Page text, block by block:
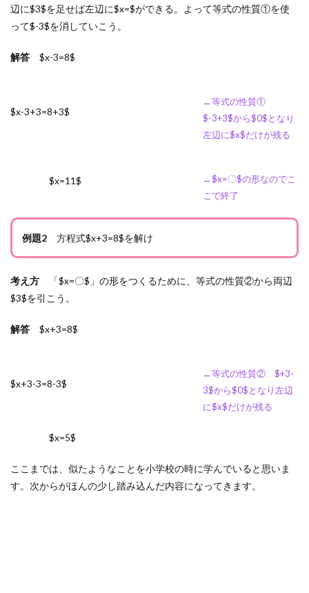
辺に$3$を足せば左辺に$x=$ができる。よって等式の性質①を使
って$-3$を消していこう。
解答 $x-3=8$
$x-3+3=8+3$
←等式の性質①
$-3+3$から$0$となり
左辺に$x$だけが残る
$x=11$
←$x=〇$の形なのでこ
こで終了
例題2 方程式$x+3=8$を解け
考え方 「$x=〇$」の形をつくるために、等式の性質②から両辺
$3$を引こう。
解答 $x+3=8$
$x+3-3=8-3$
←等式の性質② $+3-
3$から$0$となり左辺
に$x$だけが残る
$x=5$
ここまでは、似たようなことを小学校の時に学んでいると思いま
す。次からがほんの少し踏み込んだ内容になってきます。